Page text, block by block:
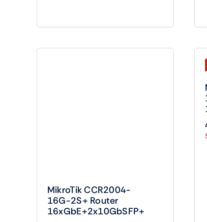
MikroTik CCR2004-
16G-2S+ Router
16xGbE+2x10GbSFP+